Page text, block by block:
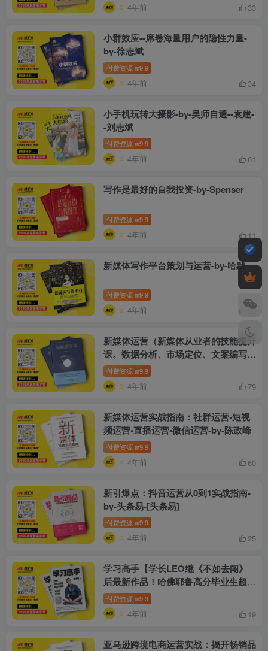
4年前 33
小群效应--席卷海量用户的隐性力量-
by-徐志斌
付费资源 m9.9
4年前 34
小手机玩转大摄影-by-吴师自通--袁建-
-刘志斌
付费资源 m9.9
4年前 61
写作是最好的自我投资-by-Spenser
付费资源 m9.9
4年前 11
新媒体写作平台策划与运营-by-哈默
付费资源 m9.9
4年前 50
新媒体运营（新媒体从业者的技能提升
课。数据分析、市场定位、文案编写、
引流涨粉、流量转化、维护粉丝、营销
策略……）-by-李东临
付费资源 m9.9
4年前 79
新媒体运营实战指南：社群运营•短视
频运营•直播运营•微信运营-by-陈政峰
付费资源 m9.9
4年前 60
新引爆点：抖音运营从0到1实战指南-
by-头条易-[头条易]
付费资源 m9.9
4年前 25
学习高手【学长LEO继《不如去闯》
后最新作品！哈佛耶鲁高分毕业生超实
用学习法！朱永新、康辉、樊登、蔡康
永诚意推荐！前沿理论知识、经典学习
方法和18年求学经验，助你提高学习
柘远]
付费资源 m9.9
4年前 19
亚马逊跨境电商运营实战：揭开畅销品